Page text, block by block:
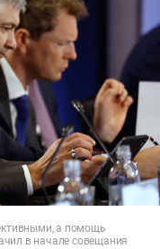
а помощь
в начале совещания